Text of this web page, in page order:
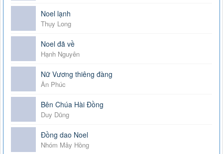
Noel lạnh
Thụy Long
Noel đã về
Hạnh Nguyên
Nữ Vương thiêng đàng
Ân Phúc
Bên Chúa Hài Đồng
Duy Dũng
Đồng dao Noel
Nhóm Mây Hồng